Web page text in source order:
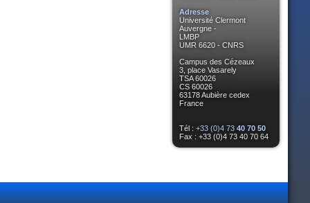
Adresse
Université Clermont
Auvergne -
LMBP
UMR 6620 - CNRS
Campus des Cézeaux
3, place Vasarely
TSA 60026
CS 60026
63178 Aubière cedex
France
Tél : +33 (0)4 73 40 70 50
Fax : +33 (0)4 73 40 70 64